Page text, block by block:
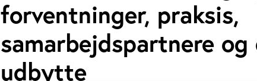
forventninger, praksis,
samarbejdspartnere og
udbytte